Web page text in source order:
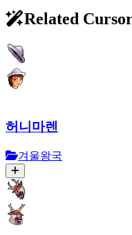
Related
허니마렌
겨울왕국